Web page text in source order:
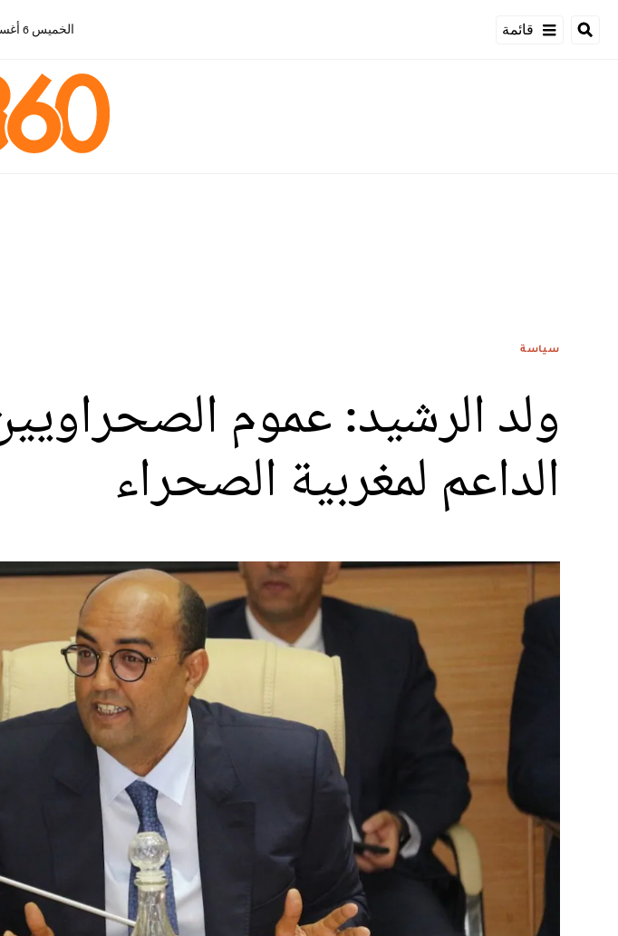
قائمة الخميس 6
سياسة
ولد الرشيد: عموم
الداعم لمغربية الصحراء